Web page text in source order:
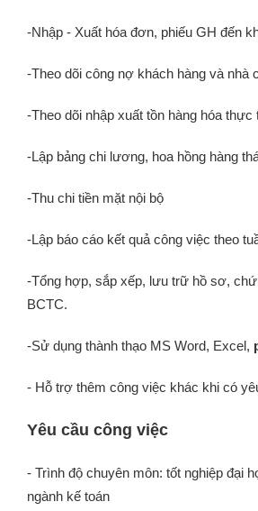
-Nhập - Xuất hóa đơn, phiếu GH đến
-Theo dõi công nợ khách hàng và nhà
-Theo dõi nhập xuất tồn hàng hóa thực
-Lập bảng chi lương, hoa hồng hàng
-Thu chi tiền mặt nội bộ
-Lập báo cáo kết quả công việc theo
-Tổng hợp, sắp xếp, lưu trữ hồ sơ,
BCTC.
-Sử dụng thành thạo MS Word, Excel,
- Hỗ trợ thêm công việc khác khi có
Yêu cầu công việc
- Trình độ chuyên môn: tốt nghiệp đại
ngành kế toán